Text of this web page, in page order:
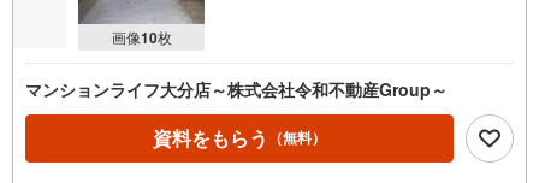
画像10枚
マンションライフ大分店～株式会社令和不動産Group～
資料をもらう （無料）